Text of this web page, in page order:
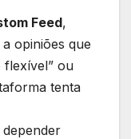
Feed,
opiniões que
flexível” ou
tenta